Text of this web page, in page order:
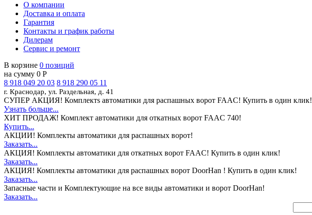
О компании
Доставка и оплата
Гарантия
Контакты и график работы
Дилерам
Сервис и ремонт
В корзине 0 позиций
на сумму 0 Р
8 918 049 20 03 8 918 290 05 11
г. Краснодар, ул. Раздельная, д. 41
СУПЕР АКЦИЯ! Комплектs автоматики для распашных ворот FAAC! Купить в один клик!
Узнать больше...
ХИТ ПРОДАЖ! Комплект автоматики для откатных ворот FAAC 740!
Купить...
АКЦИИ! Комплекты автоматики для распашных ворот!
Заказать...
АКЦИЯ! Комплекты автоматики для откатных ворот FAAC! Купить в один клик!
Заказать...
АКЦИЯ! Комплекты автоматики для распашных ворот DoorHan ! Купить в один клик!
Заказать...
Запасные части и Комплектующие на все виды автоматики и ворот DoorHan!
Заказать...